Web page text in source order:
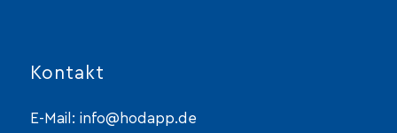
Kontakt
E-Mail: info@hodapp.de